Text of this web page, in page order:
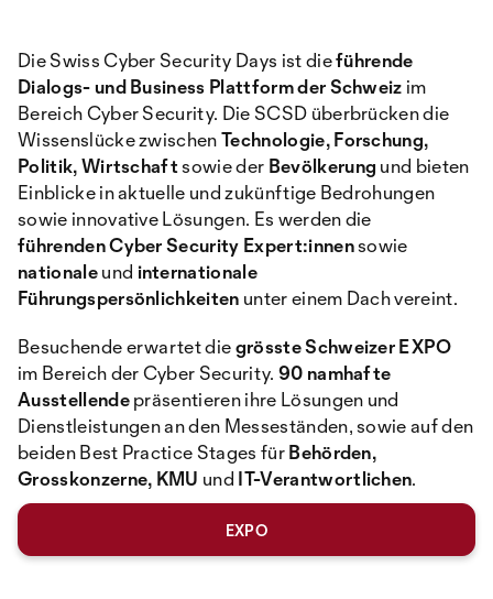
Die Swiss Cyber Security Days ist dieführende
Dialogs- und Business Plattform der Schweiz im
Bereich Cyber Security. Die SCSD überbrücken die
Wissenslücke zwischenTechnologie, Forschung,
Politik, Wirtschaftsowie der Bevölkerung und bieten
Einblicke in aktuelle und zukünftige Bedrohungen
sowie innovative Lösungen. Es werden die
führenden Cyber Security Expert:innensowie
nationaleund internationale
Führungspersönlichkeiten unter einem Dach vereint.
Besuchende erwartet diegrösste Schweizer EXPO
im Bereich der Cyber Security. 90 namhafte
Ausstellendepräsentieren ihre Lösungen und
Dienstleistungen an den Messeständen, sowie auf den
beiden Best Practice Stages fürBehörden,
Grosskonzerne, KMU und IT-Verantwortlichen.
EXPO